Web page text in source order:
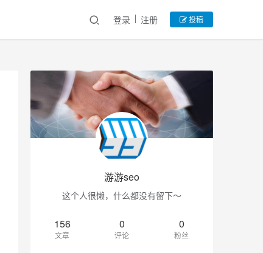
登录 注册 投稿
游游seo
这个人很懒，什么都没有留下～
156
文章
0
评论
0
粉丝